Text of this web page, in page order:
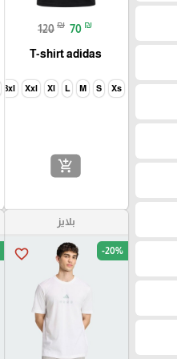
120 ₪ 70 ₪
T-shirt adidas
Xs
S
M
L
Xl
Xxl
3xl
add_shopping_cart
بلايز
favorite_border -20%